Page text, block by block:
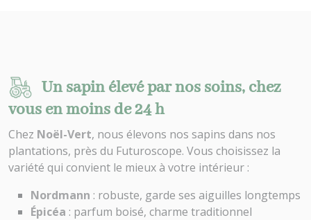
Un sapin élevé par nos soins, chez
vous en moins de 24 h
Chez Noël-Vert, nous élevons nos sapins dans nos
plantations, près du Futuroscope. Vous choisissez la
variété qui convient le mieux à votre intérieur :
Nordmann : robuste, garde ses aiguilles longtemps
Épicéa : parfum boisé, charme traditionnel